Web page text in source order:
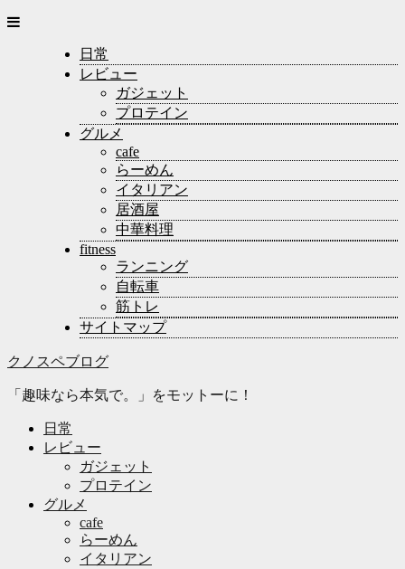
日常
レビュー
ガジェット
プロテイン
グルメ
cafe
らーめん
イタリアン
居酒屋
中華料理
fitness
ランニング
自転車
筋トレ
サイトマップ
クノスペブログ
「趣味なら本気で。」をモットーに！
日常
レビュー
ガジェット
プロテイン
グルメ
cafe
らーめん
イタリアン